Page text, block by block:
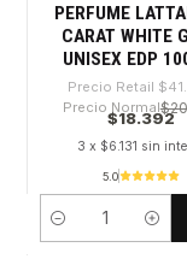
PERFUME
CARAT WHITE
UNISEX EDP
Precio Retail
Precio Normal
$18.392
3 x $6.131 sin
5.0
Cantidad